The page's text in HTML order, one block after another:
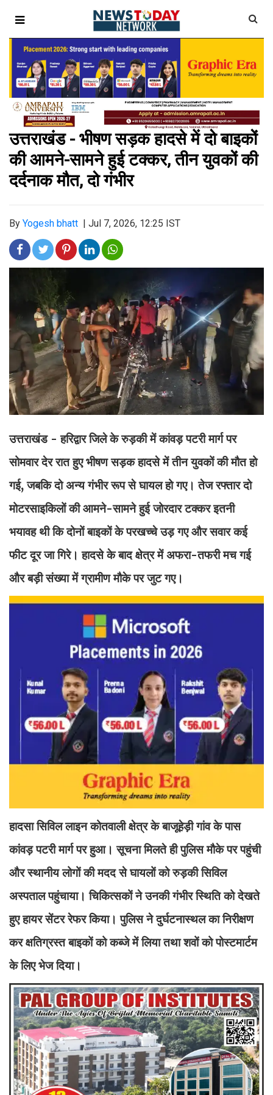
उत्तराखंड - भीषण सड़क हादसे में दो बाइकों
की आमने-सामने हुई टक्कर, तीन युवकों की
दर्दनाक मौत, दो गंभीर
By Yogesh bhatt Jul 7, 2026, 12:25 IST
उत्तराखंड - हरिद्वार जिले के रुड़की में कांवड़ पटरी मार्ग पर
सोमवार देर रात हुए भीषण सड़क हादसे में तीन युवकों की मौत हो
गई, जबकि दो अन्य गंभीर रूप से घायल हो गए। तेज रफ्तार दो
मोटरसाइकिलों की आमने-सामने हुई जोरदार टक्कर इतनी
भयावह थी कि दोनों बाइकों के परखच्चे उड़ गए और सवार कई
फीट दूर जा गिरे। हादसे के बाद क्षेत्र में अफरा-तफरी मच गई
और बड़ी संख्या में ग्रामीण मौके पर जुट गए।
हादसा सिविल लाइन कोतवाली क्षेत्र के बाजूहेड़ी गांव के पास
कांवड़ पटरी मार्ग पर हुआ। सूचना मिलते ही पुलिस मौके पर पहुंची
और स्थानीय लोगों की मदद से घायलों को रुड़की सिविल
अस्पताल पहुंचाया। चिकित्सकों ने उनकी गंभीर स्थिति को देखते
हुए हायर सेंटर रेफर किया। पुलिस ने दुर्घटनास्थल का निरीक्षण
कर क्षतिग्रस्त बाइकों को कब्जे में लिया तथा शवों को पोस्टमार्टम
के लिए भेज दिया।